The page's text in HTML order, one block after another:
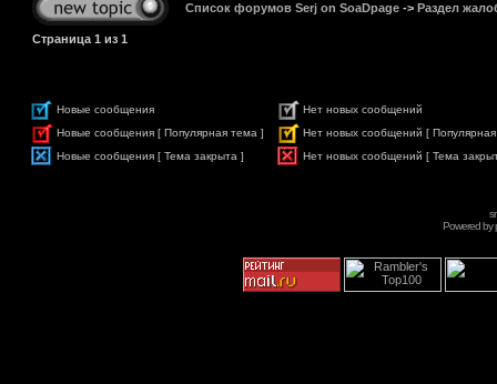
Список форумов Serj on SoaDpage -> Раздел
Страница 1 из 1
Новые сообщения
Нет новых сообщений
Новые сообщения [ Популярная тема ]
Нет новых сообщений [
Новые сообщения [ Тема закрыта ]
Нет новых сообщений [ Тема
Powered by